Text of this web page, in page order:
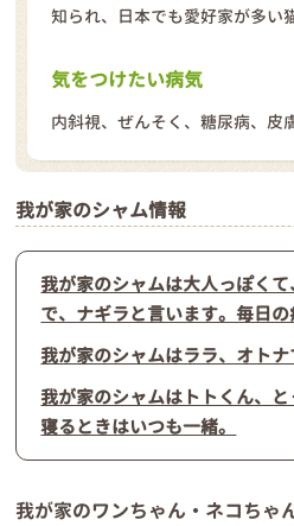
知られ、日本でも愛好家が多い
気をつけたい病気
内斜視、ぜんそく、糖尿病、皮
我が家のシャム情報
我が家のシャムは大人っぽく
で、ナギラと言います。毎日の
我が家のシャムはララ、オトナ
我が家のシャムはトトくん、と
寝るときはいつも一緒。
我が家のワンちゃん・ネコちゃ